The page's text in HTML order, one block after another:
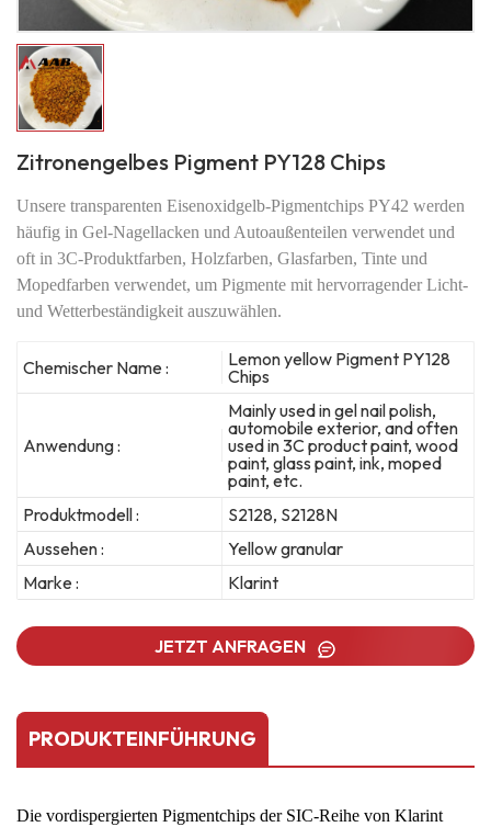
Zitronengelbes Pigment PY128 Chips
Unsere transparenten Eisenoxidgelb-Pigmentchips PY42 werden
häufig in Gel-Nagellacken und Autoaußenteilen verwendet und
oft in 3C-Produktfarben, Holzfarben, Glasfarben, Tinte und
Mopedfarben verwendet, um Pigmente mit hervorragender Licht-
und Wetterbeständigkeit auszuwählen.
Chemischer Name :
Lemon yellow Pigment PY128
Chips
Anwendung :
Mainly used in gel nail polish,
automobile exterior, and often
used in 3C product paint, wood
paint, glass paint, ink, moped
paint, etc.
Produktmodell :
S2128, S2128N
Aussehen :
Yellow granular
Marke :
Klarint
JETZT ANFRAGEN
PRODUKTEINFÜHRUNG
Die vordispergierten Pigmentchips der SIC-Reihe von Klarint